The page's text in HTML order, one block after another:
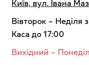
Київ, вул. Івана
Вівторок – Неділя
Каса до 17:00
Вихідний –